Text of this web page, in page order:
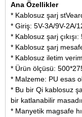
Ana Özellikler
* Kablosuz şarj
* Giriş: 5V-3A/9V-2A/
* Kablosuz şarj
* Kablosuz şarj
* Kablosuz iletim
* Ürün ölçüsü:
* Malzeme: PU esas
* Bu bir Qi kablosuz
bir katlanabilir
* Manyetik magsafe